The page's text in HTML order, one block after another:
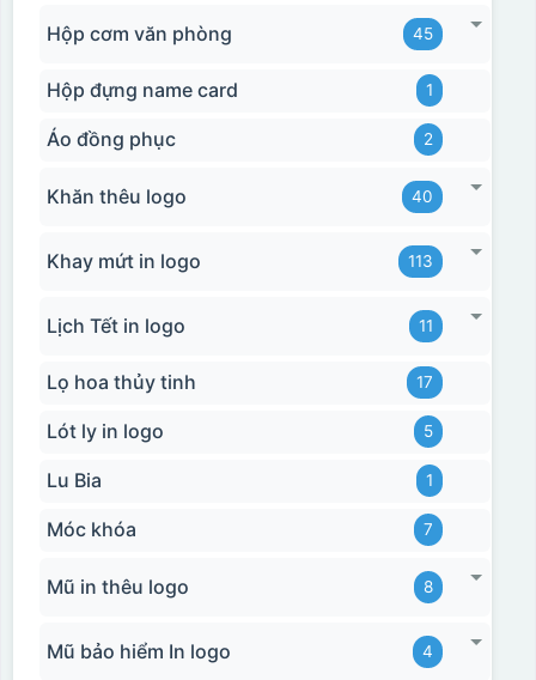
Hộp cơm văn phòng 45
Hộp đựng name card 1
Áo đồng phục 2
Khăn thêu logo 40
Khay mứt in logo 113
Lịch Tết in logo 11
Lọ hoa thủy tinh 17
Lót ly in logo 5
Lu Bia 1
Móc khóa 7
Mũ in thêu logo 8
Mũ bảo hiểm In logo 4